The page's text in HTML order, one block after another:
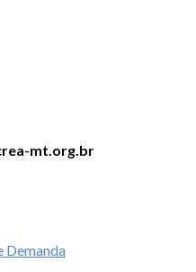
mt.org.br
Demanda